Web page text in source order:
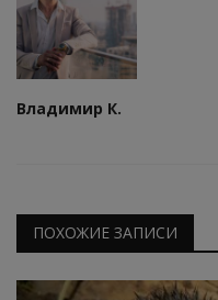
Владимир К.
ПОХОЖИЕ ЗАПИСИ